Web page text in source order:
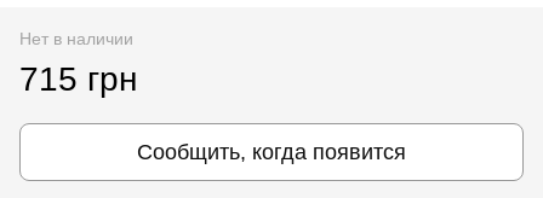
Нет в наличии
715 грн
Сообщить, когда появится